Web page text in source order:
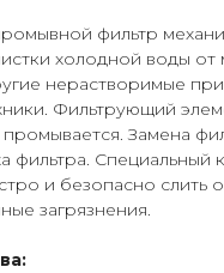
фильтр
холодной воды от
нерастворимые
Фильтрующий
Замена
фильтра. Специальный
и безопасно слить
загрязнения.